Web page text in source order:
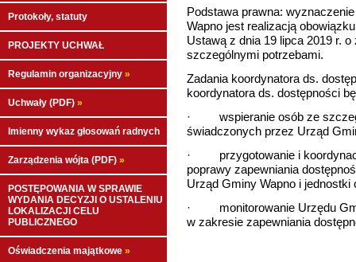
Protokoły, statuty
PROJEKTY UCHWAŁ
Regulamin organizacyjny »
Uchwały (PDF) »
Imienny wykaz głosowań radnych
Zarządzenia wójta (PDF) »
POSTĘPOWANIA W SPRAWIE
WYDANIA DECYZJI O USTALENIU
LOKALIZACJI CELU
PUBLICZNEGO
Oświadczenia majątkowe »
Podstawa prawna:
Wapno jest realizacją
Ustawą z dnia 19 lipca 2019 r.
szczególnymi potrzebami.
Zadania koordynatora ds.
koordynatora ds. dostępności
· wspieranie osób ze
świadczonych przez Urząd
· przygotowanie i
poprawy zapewniania
Urząd Gminy Wapno i jednostki
· monitorowanie Urzędu
w zakresie zapewniania